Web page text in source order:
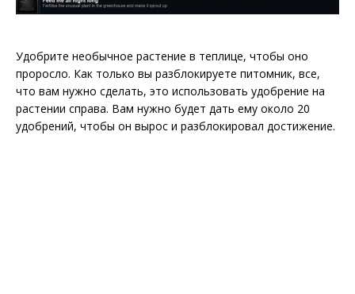
Удобрите необычное растение в теплице, чтобы оно
проросло. Как только вы разблокируете питомник, все,
что вам нужно сделать, это использовать удобрение на
растении справа. Вам нужно будет дать ему около 20
удобрений, чтобы он вырос и разблокировал достижение.